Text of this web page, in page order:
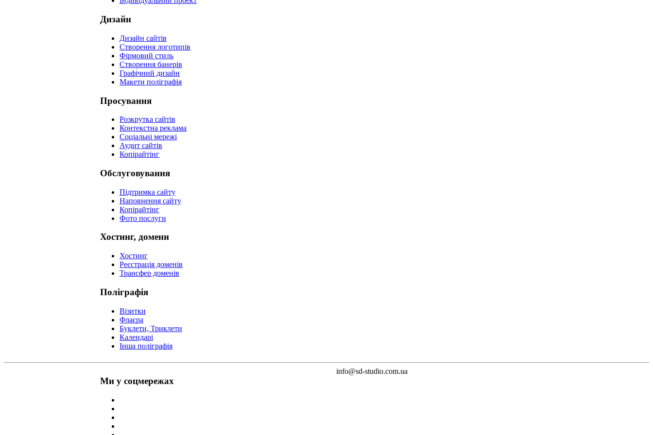
Дизайн
Дизайн сайтів
Створення логотипів
Фірмовий стиль
Створення банерів
Графічний дизайн
Макети поліграфія
Просування
Розкрутка сайтів
Контекстна реклама
Соціальні мережі
Аудит сайтів
Копірайтінг
Обслуговування
Підтримка сайту
Наповнення сайту
Копірайтінг
Фото послуги
Хостинг, домени
Хостинг
Реєстрація доменів
Трансфер доменів
Поліграфія
Візитки
Флаєра
Буклети, Триклети
Календарі
Інша поліграфія
Ми у соцмережах
info@sd-studio.com.ua